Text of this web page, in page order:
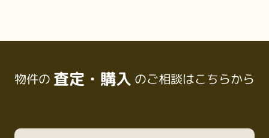
物件の 査定・購入 のご相談はこちらから